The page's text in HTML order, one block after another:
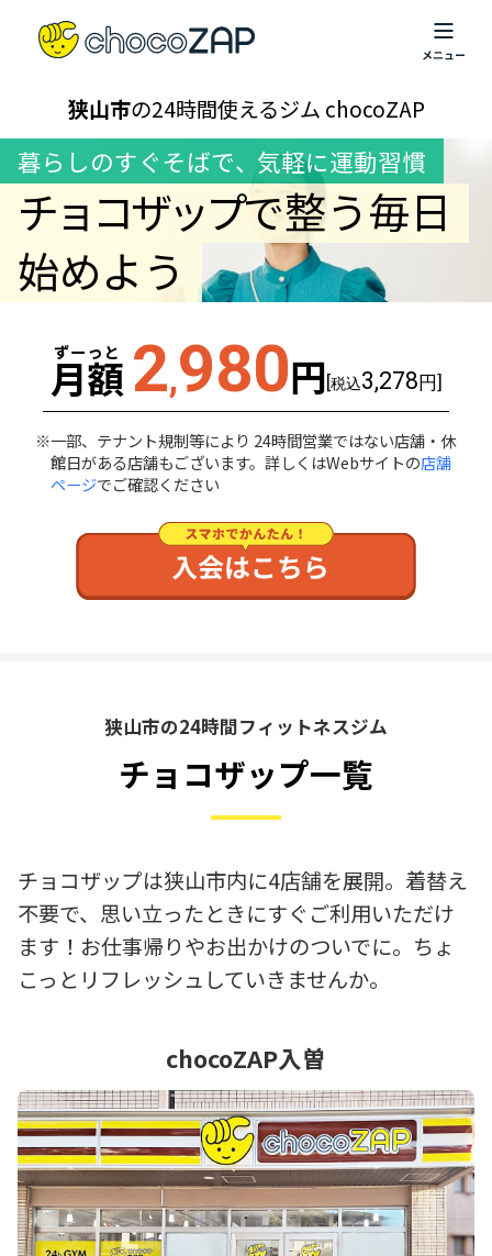
狭山市の24時間使えるジム chocoZAP
暮らしのすぐそばで、 気軽に運動習慣
チョコザップで整う毎日
始めよう
ずーっと
月額 2,980円[税込3,278円]
一部、テナント規制等により 24時間営業ではない店舗・休
館日がある店舗もございます。詳しくはWebサイトの店舗
ページでご確認ください
狭山市の24時間フィットネスジム
チョコザップ一覧
チョコザップは狭山市内に4店舗を展開。着替え
不要で、思い立ったときにすぐご利用いただけ
ます！お仕事帰りやお出かけのついでに。ちょ
こっとリフレッシュしていきませんか。
chocoZAP入曽